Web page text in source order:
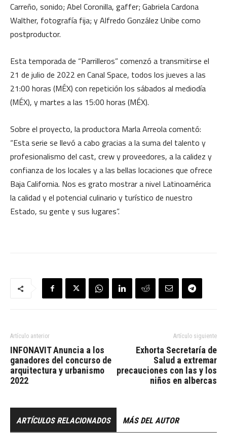
Carreño, sonido; Abel Coronilla, gaffer; Gabriela Cardona
Walther, fotografía fija; y Alfredo González Unibe como
postproductor.
Esta temporada de “Parrilleros” comenzó a transmitirse el
21 de julio de 2022 en Canal Space, todos los jueves a las
21:00 horas (MÉX) con repetición los sábados al mediodía
(MÉX), y martes a las 15:00 horas (MÉX).
Sobre el proyecto, la productora Marla Arreola comentó:
“Esta serie se llevó a cabo gracias a la suma del talento y
profesionalismo del cast, crew y proveedores, a la calidez y
confianza de los locales y a las bellas locaciones que ofrece
Baja California. Nos es grato mostrar a nivel Latinoamérica
la calidad y el potencial culinario y turístico de nuestro
Estado, su gente y sus lugares”.
Artículo anterior
INFONAVIT Anuncia a los
ganadores del concurso de
arquitectura y urbanismo
2022
Artículo siguiente
Exhorta Secretaría de
Salud a extremar
precauciones con las y los
niños en albercas
ARTÍCULOS RELACIONADOS MÁS DEL AUTOR